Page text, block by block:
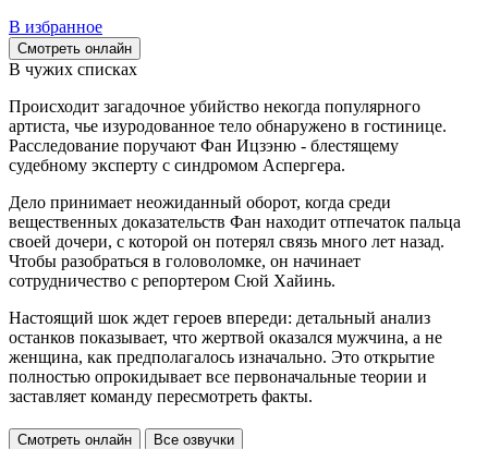
В избранное
Смотреть онлайн
В чужих списках
Происходит загадочное убийство некогда популярного
артиста, чье изуродованное тело обнаружено в гостинице.
Расследование поручают Фан Ицзэню - блестящему
судебному эксперту с синдромом Аспергера.
Дело принимает неожиданный оборот, когда среди
вещественных доказательств Фан находит отпечаток пальца
своей дочери, с которой он потерял связь много лет назад.
Чтобы разобраться в головоломке, он начинает
сотрудничество с репортером Сюй Хайинь.
Настоящий шок ждет героев впереди: детальный анализ
останков показывает, что жертвой оказался мужчина, а не
женщина, как предполагалось изначально. Это открытие
полностью опрокидывает все первоначальные теории и
заставляет команду пересмотреть факты.
Смотреть онлайн Все озвучки